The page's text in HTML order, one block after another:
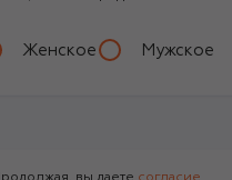
Женское Мужское